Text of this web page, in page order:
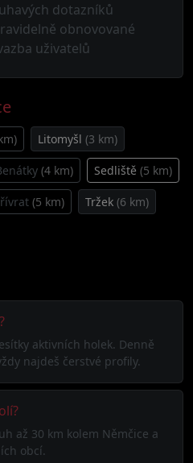
dotazníků
obnovované
uživatelů
Litomyšl (3 km)
(4 km) Sedliště (5 km)
(5 km) Tržek (6 km)
aktivních holek. Denně
najdeš čerstvé profily.
až 30 km kolem Němčice a
obcí.